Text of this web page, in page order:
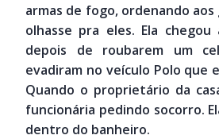
armas de fogo, ordenando
olhasse pra eles. Ela
depois de roubarem um
evadiram no veículo Polo que
Quando o proprietário da
funcionária pedindo socorro.
dentro do banheiro.